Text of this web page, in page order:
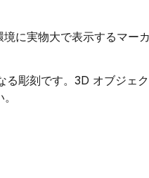
に実物大で表示するマー
る彫刻です。3D オブジェ